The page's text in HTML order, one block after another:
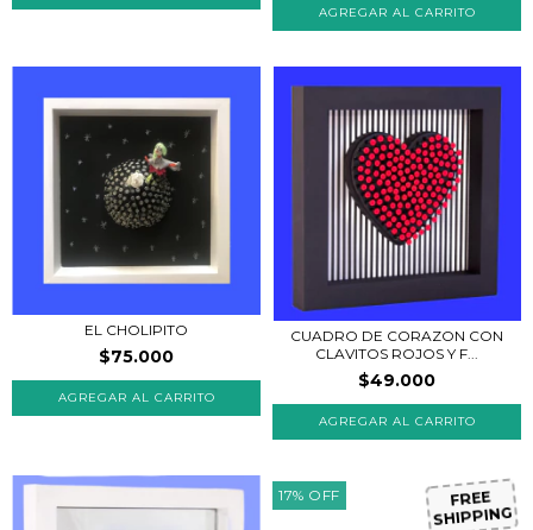
AGREGAR AL CARRITO
EL CHOLIPITO
$75.000
CUADRO DE CORAZON CON
CLAVITOS ROJOS Y F...
$49.000
AGREGAR AL CARRITO
17% OFF FREE
SHIPPING